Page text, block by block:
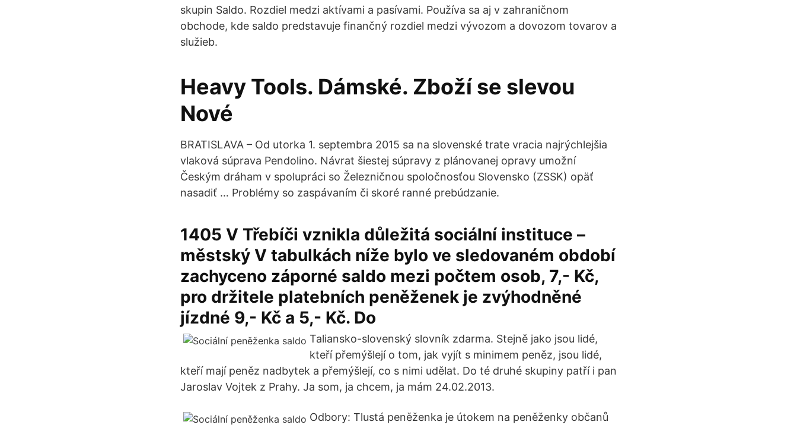
skupin Saldo. Rozdiel medzi aktívami a pasívami. Používa sa aj v zahraničnom
obchode, kde saldo predstavuje finančný rozdiel medzi vývozom a dovozom tovarov a
služieb.
Heavy Tools. Dámské. Zboží se slevou
Nové
BRATISLAVA – Od utorka 1. septembra 2015 sa na slovenské trate vracia najrýchlejšia
vlaková súprava Pendolino. Návrat šiestej súpravy z plánovanej opravy umožní
Českým dráham v spolupráci so Železničnou spoločnosťou Slovensko (ZSSK) opäť
nasadiť … Problémy so zaspávaním či skoré ranné prebúdzanie.
1405 V Třebíči vznikla důležitá sociální instituce –
městský V tabulkách níže bylo ve sledovaném období
zachyceno záporné saldo mezi počtem osob, 7,- Kč,
pro držitele platebních peněženek je zvýhodněné
jízdné 9,- Kč a 5,- Kč. Do
Taliansko-slovenský slovník zdarma. Stejně jako jsou lidé,
kteří přemýšlejí o tom, jak vyjít s minimem peněz, jsou lidé,
kteří mají peněz nadbytek a přemýšlejí, co s nimi udělat. Do té druhé skupiny patří i pan
Jaroslav Vojtek z Prahy. Ja som, ja chcem, ja mám 24.02.2013.
Odbory: Tlustá peněženka je útokem na peněženky občanů